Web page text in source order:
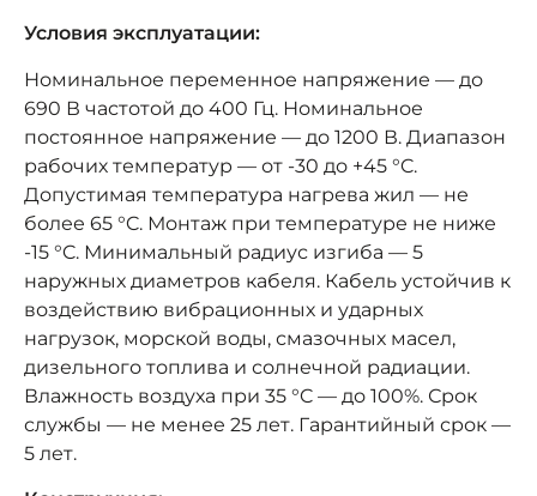
Условия эксплуатации:
Номинальное переменное напряжение — до
690 В частотой до 400 Гц. Номинальное
постоянное напряжение — до 1200 В. Диапазон
рабочих температур — от -30 до +45 °C.
Допустимая температура нагрева жил — не
более 65 °C. Монтаж при температуре не ниже
-15 °C. Минимальный радиус изгиба — 5
наружных диаметров кабеля. Кабель устойчив к
воздействию вибрационных и ударных
нагрузок, морской воды, смазочных масел,
дизельного топлива и солнечной радиации.
Влажность воздуха при 35 °C — до 100%. Срок
службы — не менее 25 лет. Гарантийный срок —
5 лет.